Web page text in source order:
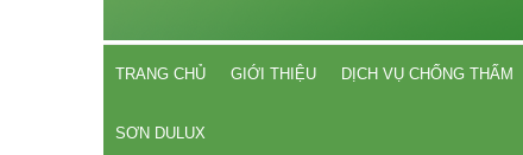
TRANG CHỦ GIỚI THIỆU DỊCH VỤ CHỐNG THẤM
SƠN DULUX